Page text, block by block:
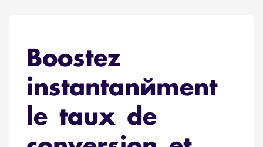
Boostez
instantanément
le taux de